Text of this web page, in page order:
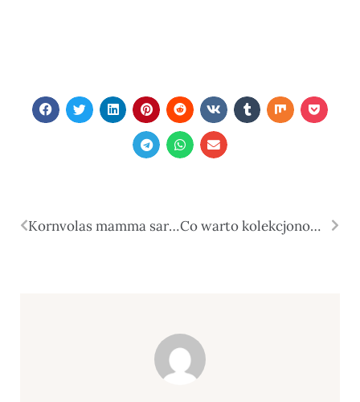
Kornvolas mamma sarīkoja sirsnīgu “Adoptē kucēnu” ballīti, kas satuvināja vietējās ģimenes Co warto kolekcjonować? Pomysły na pasję dla osób ciekawych świata